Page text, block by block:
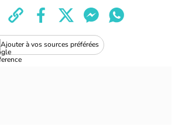
Ajouter à vos sources préférées